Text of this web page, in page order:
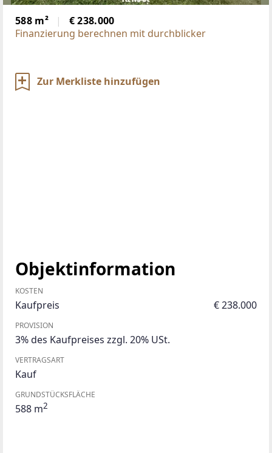
588 m²
€ 238.000
Finanzierung berechnen mit durchblicker
Zur Merkliste hinzufügen
Objektinformation
KOSTEN
Kaufpreis € 238.000
PROVISION
3% des Kaufpreises zzgl. 20% USt.
VERTRAGSART
Kauf
GRUNDSTÜCKSFLÄCHE
588 m2